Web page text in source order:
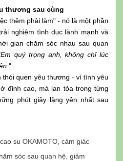
thương sau cùng
thêm phải làm" - nó là một phần
nghiệm tình dục lành mạnh và
gian chăm sóc nhau sau quan
Em quý trọng anh, không chỉ lúc
"
thói quen yêu thương - vì tình yêu
đỉnh cao, mà lan tỏa trong từng
phút giây lặng yên nhất sau
su OKAMOTO cảm giác
sóc sau quan hệ giảm